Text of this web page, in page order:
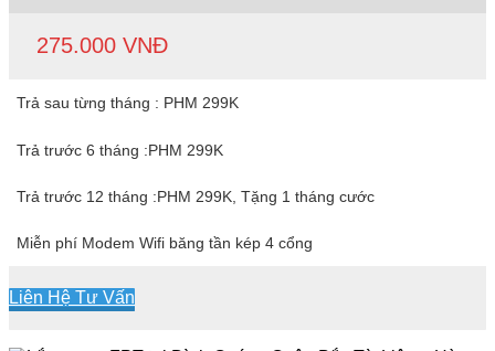
275.000 VNĐ
Trả sau từng tháng : PHM 299K
Trả trước 6 tháng :PHM 299K
Trả trước 12 tháng :PHM 299K, Tặng 1 tháng cước
Miễn phí Modem Wifi băng tần kép 4 cổng
Liên Hệ Tư Vấn